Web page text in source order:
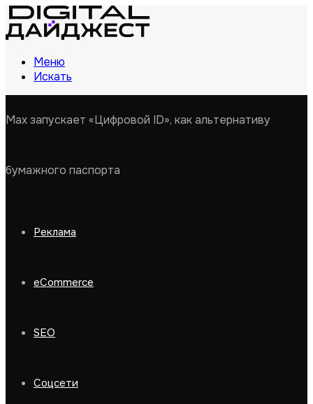
Меню
Искать
Max запускает «Цифровой ID», как альтернативу
бумажного паспорта
Реклама
eCommerce
SEO
Соцсети